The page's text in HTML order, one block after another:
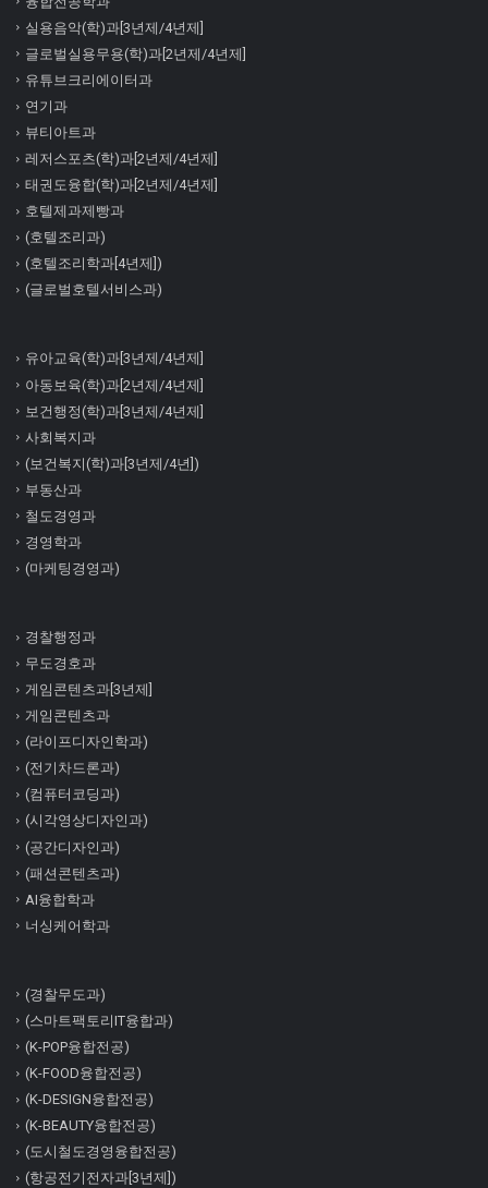
실용음악(학)과[3년제/4년제]
글로벌실용무용(학)과[2년제/4년제]
유튜브크리에이터과
연기과
뷰티아트과
레저스포츠(학)과[2년제/4년제]
태권도융합(학)과[2년제/4년제]
호텔제과제빵과
(호텔조리과)
(호텔조리학과[4년제])
(글로벌호텔서비스과)
유아교육(학)과[3년제/4년제]
아동보육(학)과[2년제/4년제]
보건행정(학)과[3년제/4년제]
사회복지과
(보건복지(학)과[3년제/4년])
부동산과
철도경영과
경영학과
(마케팅경영과)
경찰행정과
무도경호과
게임콘텐츠과[3년제]
게임콘텐츠과
(라이프디자인학과)
(전기차드론과)
(컴퓨터코딩과)
(시각영상디자인과)
(공간디자인과)
(패션콘텐츠과)
AI융합학과
너싱케어학과
(경찰무도과)
(스마트팩토리IT융합과)
(K-POP융합전공)
(K-FOOD융합전공)
(K-DESIGN융합전공)
(K-BEAUTY융합전공)
(도시철도경영융합전공)
(항공전기전자과[3년제])